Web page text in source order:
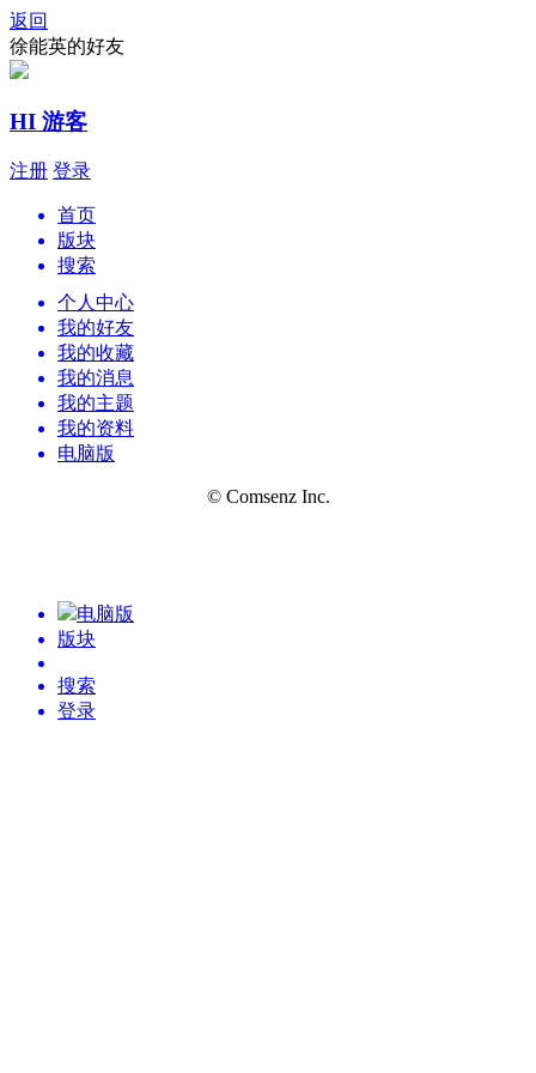
返回
徐能英的好友
HI 游客
注册 登录
首页
版块
搜索
个人中心
我的好友
我的收藏
我的消息
我的主题
我的资料
电脑版
© Comsenz Inc.
电脑版
版块
搜索
登录